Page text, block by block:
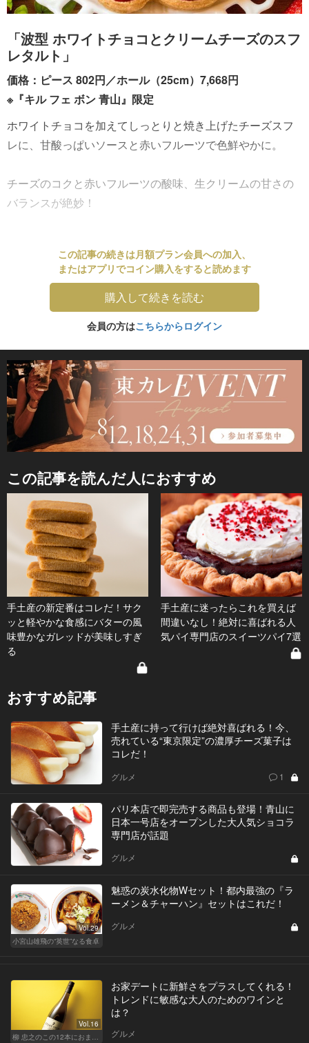
「波型 ホワイトチョコとクリームチーズのスフ
レタルト」
価格：ピース 802円／ホール（25cm）7,668円
※『キル フェ ボン 青山』限定
ホワイトチョコを加えてしっとりと焼き上げたチーズスフ
レに、甘酸っぱいソースと赤いフルーツで色鮮やかに。
チーズのコクと赤いフルーツの酸味、生クリームの甘さの
バランスが絶妙！
この記事の続きは月額プラン会員への加入、
またはアプリでコイン購入をすると読めます
購入して続きを読む
会員の方はこちらからログイン
この記事を読んだ人におすすめ
手土産の新定番はコレだ！サク
ッと軽やかな食感にバターの風
味豊かなガレッドが美味しすぎ
る
手土産に迷ったらこれを買えば
間違いなし！絶対に喜ばれる人
気パイ専門店のスイーツパイ7選
おすすめ記事
手土産に持って行けば絶対喜ばれる！今、
売れている“東京限定”の濃厚チーズ菓子は
コレだ！
グルメ 1
パリ本店で即完売する商品も登場！青山に
日本一号店をオープンした大人気ショコラ
専門店が話題
グルメ
Vol.29
小宮山雄飛の“英世”なる食卓
魅惑の炭水化物Wセット！都内最強の『ラ
ーメン＆チャーハン』セットはこれだ！
グルメ
Vol.16
柳 忠之のこの12本におまかせ
お家デートに新鮮さをプラスしてくれる！
トレンドに敏感な大人のためのワインと
は？
グルメ